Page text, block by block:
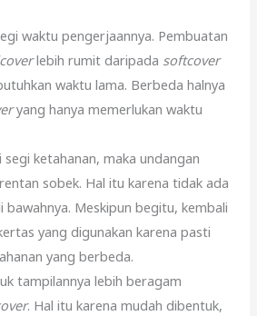
waktu pengerjaannya. Pembuatan
lebih rumit daripada softcover
waktu lama. Berbeda halnya
yang hanya memerlukan waktu
segi ketahanan, maka undangan
sobek. Hal itu karena tidak ada
bawahnya. Meskipun begitu, kembali
yang digunakan karena pasti
yang berbeda.
tampilannya lebih beragam
. Hal itu karena mudah dibentuk,